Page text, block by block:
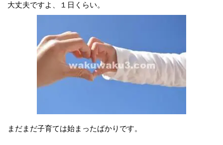
大丈夫ですよ、１日くらい。
まだまだ子育ては始まったばかりです。